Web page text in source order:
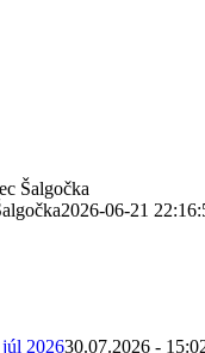
Šalgočka
2026-06-21
202630.07.2026 -